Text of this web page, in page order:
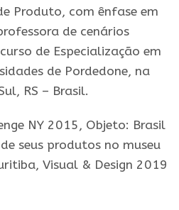
Produto, com ênfase em
de cenários
de Especialização em
de Pordedone, na
RS – Brasil.
NY 2015, Objeto: Brasil
seus produtos no museu
Visual & Design 2019